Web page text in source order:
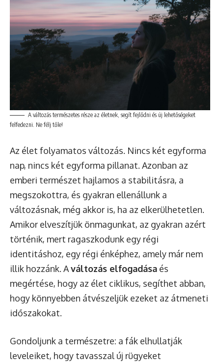
A változás természetes része az életnek, segít fejlődni és új lehetőségeket
felfedezni. Ne félj tőle!
Az élet folyamatos változás. Nincs két egyforma
nap, nincs két egyforma pillanat. Azonban az
emberi természet hajlamos a stabilitásra, a
megszokottra, és gyakran ellenállunk a
változásnak, még akkor is, ha az elkerülhetetlen.
Amikor elveszítjük önmagunkat, az gyakran azért
történik, mert ragaszkodunk egy régi
identitáshoz, egy régi énképhez, amely már nem
illik hozzánk. Aváltozás elfogadása és
megértése, hogy az élet ciklikus, segíthet abban,
hogy könnyebben átvészeljük ezeket az átmeneti
időszakokat.
Gondoljunk a természetre: a fák elhullatják
leveleiket, hogy tavasszal új rügyeket